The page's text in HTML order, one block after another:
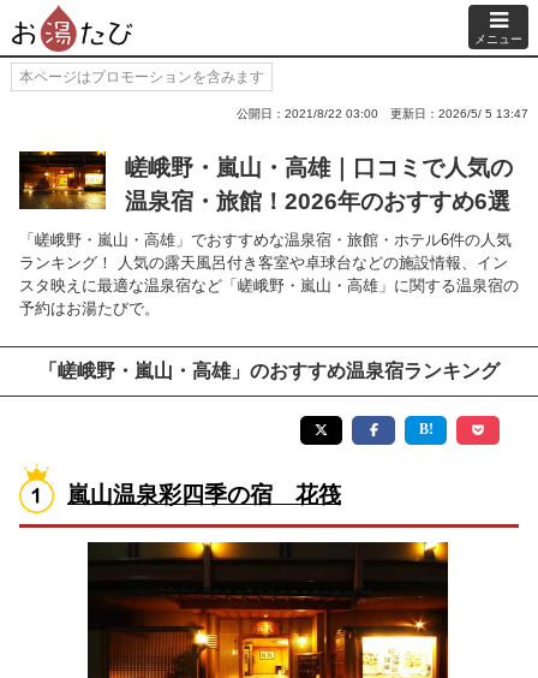
メニュー
本ページはプロモーションを含みます
公開日：2021/8/22 03:00 更新日：2026/5/ 5 13:47
嵯峨野・嵐山・高雄｜口コミで人気の
温泉宿・旅館！2026年のおすすめ6選
「嵯峨野・嵐山・高雄」でおすすめな温泉宿・旅館・ホテル6件の人気
ランキング！ 人気の露天風呂付き客室や卓球台などの施設情報、イン
スタ映えに最適な温泉宿など「嵯峨野・嵐山・高雄」に関する温泉宿の
予約はお湯たびで。
「嵯峨野・嵐山・高雄」のおすすめ温泉宿ランキング
嵐山温泉彩四季の宿 花筏